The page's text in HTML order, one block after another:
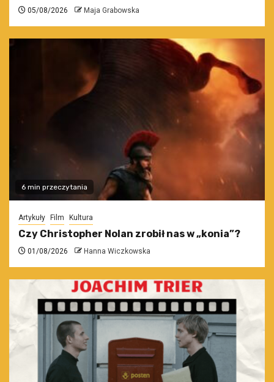
05/08/2026 Maja Grabowska
6 min przeczytania
Artykuły Film Kultura
Czy Christopher Nolan zrobił nas w „konia”?
01/08/2026 Hanna Wiczkowska